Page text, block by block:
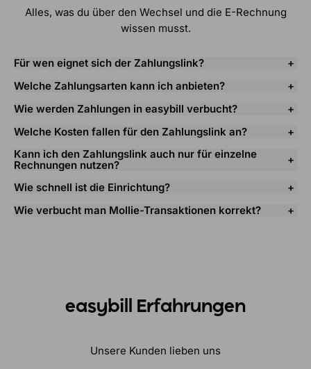
Alles, was du über den Wechsel und die E-Rechnung
wissen musst.
Für wen eignet sich der Zahlungslink?
Welche Zahlungsarten kann ich anbieten?
Wie werden Zahlungen in easybill verbucht?
Welche Kosten fallen für den Zahlungslink an?
Kann ich den Zahlungslink auch nur für einzelne
Rechnungen nutzen?
Wie schnell ist die Einrichtung?
Wie verbucht man Mollie-Transaktionen korrekt?
easybill Erfahrungen
Unsere Kunden lieben uns